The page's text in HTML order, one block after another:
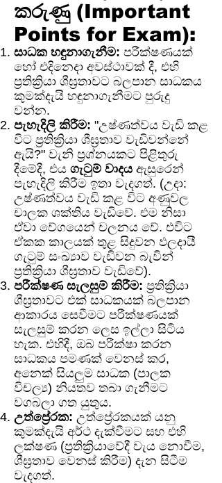
කරුණු (Important
Points for Exam):
සාධක හඳුනාගැනීම: පරීක්ෂණයක්
හෝ එදිනෙදා අවස්ථාවක් දී, එහි
ප්‍රතික්‍රියා ශීඝ්‍රතාවට බලපාන සාධකය
කුමක්දැයි හඳුනාගැනීමට පුරුදු
වන්න.
පැහැදිලි කිරීම: "උෂ්ණත්වය වැඩි කළ
විට ප්‍රතික්‍රියා ශීඝ්‍රතාව වැඩිවන්නේ
ඇයි?" වැනි ප්‍රශ්නයකට පිළිතුරු
දීමේදී, එය ගැටුම් වාදය ඇසුරෙන්
පැහැදිලි කිරීම ඉතා වැදගත්. (උදා:
උෂ්ණත්වය වැඩි කළ විට අණුවල
චාලක ශක්තිය වැඩිවේ. එම නිසා
ඒවා වේගයෙන් චලනය වේ. එවිට
ඒකක කාලයක් තුළ සිදුවන ඵලදායී
ගැටුම් සංඛ්‍යාව වැඩිවන බැවින්
ප්‍රතික්‍රියා ශීඝ්‍රතාව වැඩිවේ).
පරීක්ෂණ සැලසුම් කිරීම: ප්‍රතික්‍රියා
ශීඝ්‍රතාවට එක් සාධකයක් බලපාන
ආකාරය සෙවීමට පරීක්ෂණයක්
සැලසුම් කරන ලෙස ඉල්ලා සිටිය
හැක. එහිදී, ඔබ පරීක්ෂා කරන
සාධකය පමණක් වෙනස් කර,
අනෙක් සියලුම සාධක (පාලක
විචල්‍ය) නියතව තබා ගැනීමට
වගබලා ගත යුතුය.
උත්ප්‍රේරක: උත්ප්‍රේරකයක් යනු
කුමක්දැයි අර්ථ දැක්වීමට සහ එහි
ලක්ෂණ (ප්‍රතික්‍රියාවේදී වැය නොවීම,
ශීඝ්‍රතාව වෙනස් කිරීම) දැන සිටීම
වැදගත්.